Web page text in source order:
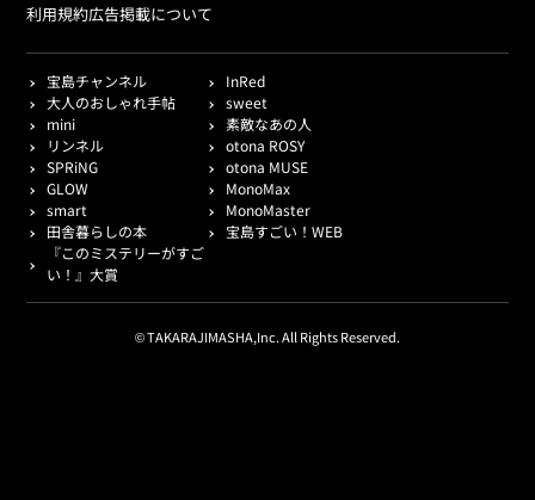
利用規約広告掲載について
宝島チャンネル
InRed
大人のおしゃれ手帖
sweet
mini
素敵なあの人
リンネル
otona ROSY
SPRiNG
otona MUSE
GLOW
MonoMax
smart
MonoMaster
田舎暮らしの本
宝島すごい！WEB
『このミステリーがすご
い！』大賞
© TAKARAJIMASHA,Inc. All Rights Reserved.